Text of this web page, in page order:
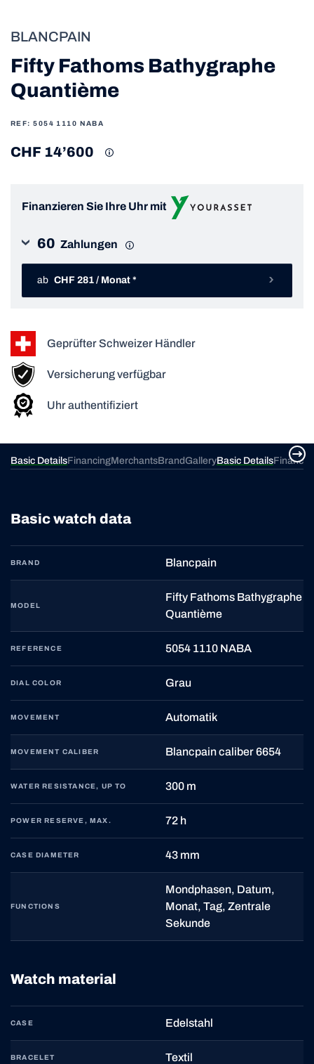
BLANCPAIN
Fifty Fathoms Bathygraphe
Quantième
REF: 5054 1110 NABA
CHF 14’600
Finanzieren Sie Ihre Uhr mit
60 Zahlungen
ab CHF 281 / Monat *
Geprüfter Schweizer Händler
Versicherung verfügbar
Uhr authentifiziert
Basic DetailsFinancingMerchantsBrandGalleryBasic Details
Basic watch data
BRAND Blancpain
MODEL
Fifty Fathoms Bathygraphe
Quantième
REFERENCE 5054 1110 NABA
DIAL COLOR Grau
MOVEMENT Automatik
MOVEMENT CALIBER Blancpain caliber 6654
WATER RESISTANCE, UP TO 300 m
POWER RESERVE, MAX. 72 h
CASE DIAMETER 43 mm
FUNCTIONS
Mondphasen, Datum,
Monat, Tag, Zentrale
Sekunde
Watch material
CASE Edelstahl
BRACELET Textil